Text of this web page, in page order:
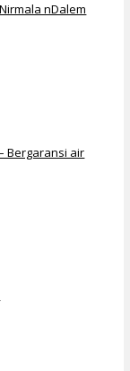
nDalem
Bergaransi air